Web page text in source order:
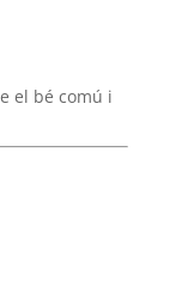
el bé comú i